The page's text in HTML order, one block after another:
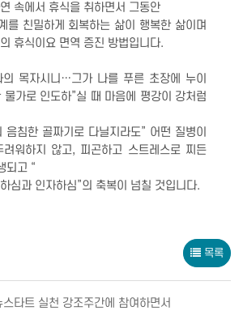
속에서 휴식을 취하면서 그동안
를 친밀하게 회복하는 삶이 행복한 삶이며
휴식이요 면역 증진 방법입니다.
의 목자시니…그가 나를 푸른 초장에 누이
물가로 인도하”실 때 마음에 평강이 강처럼
음침한 골짜기로 다닐지라도” 어떤 질병이
려워하지 않고, 피곤하고 스트레스로 찌든
되고 “
심과 인자하심”의 축복이 넘칠 것입니다.
목록
타트 실천 강조주간에 참여하면서